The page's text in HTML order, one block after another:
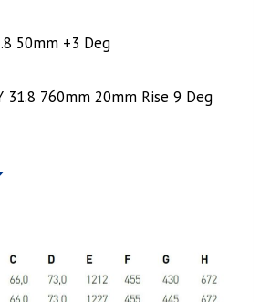
50mm +3 Deg
31.8 760mm 20mm Rise 9 Deg